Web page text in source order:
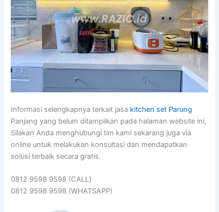
Informasi selengkapnya terkait jasa kitchen set Parung
Panjang yang belum ditampilkan pada halaman website ini,
Silakan Anda menghubungi tim kami sekarang juga via
online untuk melakukan konsultasi dan mendapatkan
solusi terbaik secara gratis.
0812 9598 9598 (CALL)
0812 9598 9598 (WHATSAPP)